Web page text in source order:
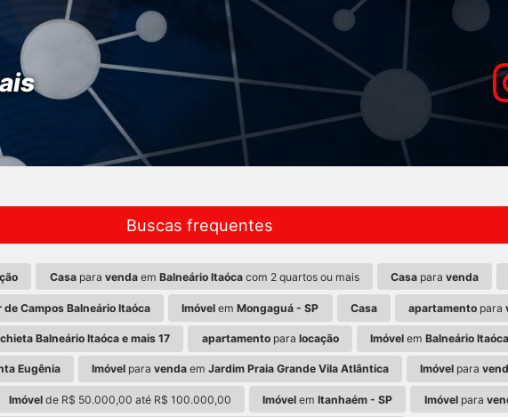
Buscas frequentes
Casapara vendaem Balneário Itaócacom 2 quartos ou mais Casapara venda
Campos Balneário Itaóca Imóvel emMongaguá - SP Casa apartamento para
Balneário Itaóca e mais 17 apartamentopara locação Imóvelem Balneário Itaóca
Eugênia Imóvel para venda em Jardim Praia Grande Vila Atlântica Imóvel para
Imóvelde R$ 50.000,00 até R$ 100.000,00 Imóvel emItanhaém - SP Imóvelpara